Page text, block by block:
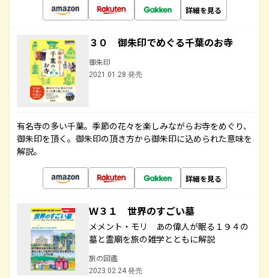
詳細を見る
３０ 御朱印でめぐる千葉のお寺
御朱印
2021.01.28 発売
有名寺の多い千葉。季節の花々を楽しみながらお寺をめぐり、
御朱印を頂く。御朱印の頂き方から御朱印に込められた意味を
解説。
詳細を見る
Ｗ３１ 世界のすごい墓
メメント・モリ あの偉人が眠る１９４の
墓と霊廟を旅の雑学とともに解説
旅の図鑑
2023.02.24 発売